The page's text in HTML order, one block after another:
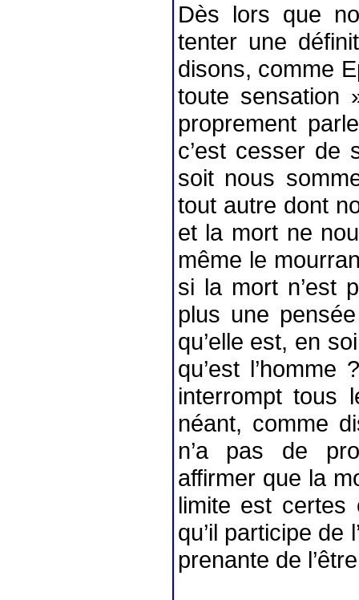
Dès lors que
tenter une
disons, comme
toute sensation
proprement
c’est cesser de
soit nous
tout autre dont
et la mort ne
même le
si la mort n’est
plus une
qu’elle est, en
qu’est
interrompt tous
néant, comme
n’a pas de
affirmer que la
limite est
qu’il participe de
prenante de